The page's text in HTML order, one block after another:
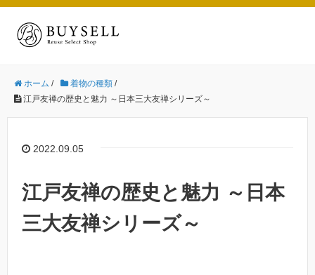
ホーム / 着物の種類 /
江戸友禅の歴史と魅力 ～日本三大友禅シリーズ～
2022.09.05
江戸友禅の歴史と魅力 ～日本
三大友禅シリーズ～